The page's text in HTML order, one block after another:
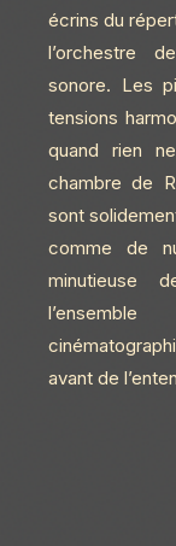
écrins du
l’orchestre
sonore. Les
tensions
quand rien
chambre de
sont
comme de
minutieuse
avant de